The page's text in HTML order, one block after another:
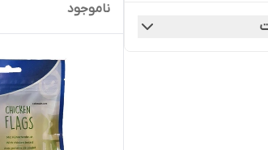
ناموجود